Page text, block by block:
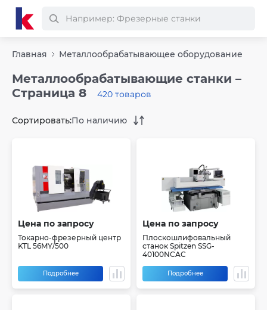
Главная Металлообрабатывающее оборудование
Металлообрабатывающие станки –
Страница 8
420 товаров
Сортировать:По наличию
Цена по запросу
Токарно-фрезерный центр
KTL 56MY/500
Подробнее
Цена по запросу
Плоскошлифовальный
станок Spitzen SSG-
40100NCAC
Подробнее